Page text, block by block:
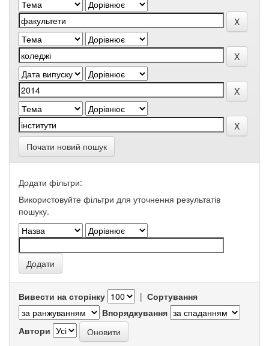
Почати новий пошук
Додати фільтри:
Використовуйте фільтри для уточнення результатів
пошуку.
Вивести на сторінку | Сортування
Впорядкування
Автори